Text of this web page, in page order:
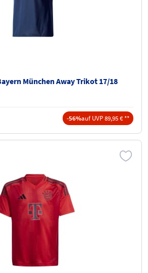
München Away Trikot 17/18
-56%auf UVP 89,95 € **